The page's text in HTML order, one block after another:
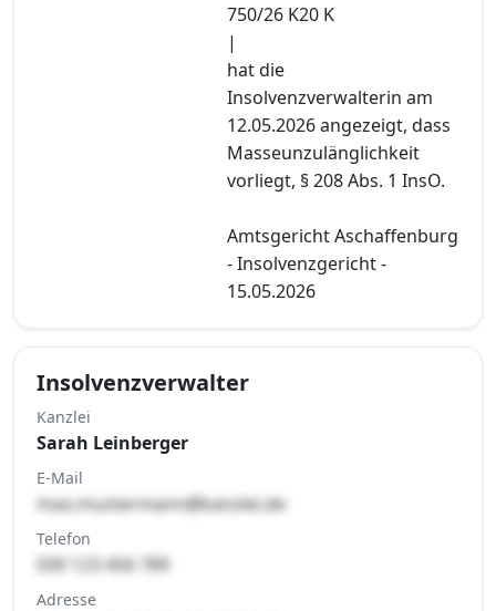
750/26 K20 K
|
hat die
Insolvenzverwalterin am
12.05.2026 angezeigt, dass
Masseunzulänglichkeit
vorliegt, § 208 Abs. 1 InsO.
Amtsgericht Aschaffenburg
- Insolvenzgericht -
15.05.2026
Insolvenzverwalter
Kanzlei
Sarah Leinberger
E-Mail
max.mustermann@kanzlei.de
Telefon
030 123 456 789
Adresse